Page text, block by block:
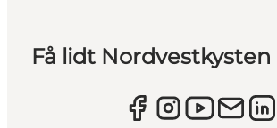
Få lidt